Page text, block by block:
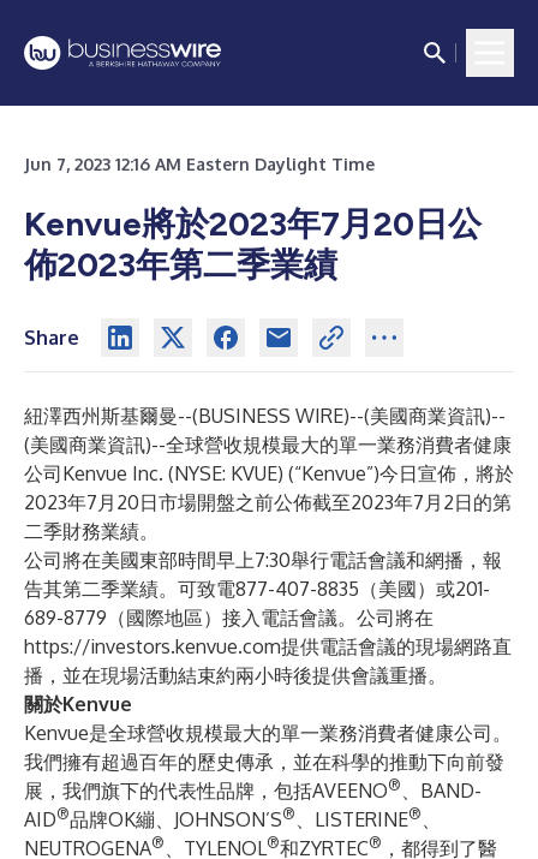
Jun 7, 2023 12:16 AM Eastern Daylight Time
Kenvue將於2023年7月20日公
佈2023年第二季業績
Share
紐澤西州斯基爾曼--(BUSINESS WIRE)--(美國商業資訊)--
(美國商業資訊)--全球營收規模最大的單一業務消費者健康
公司Kenvue Inc. (NYSE: KVUE) (“Kenvue”)今日宣佈，將於
2023年7月20日市場開盤之前公佈截至2023年7月2日的第
二季財務業績。
公司將在美國東部時間早上7:30舉行電話會議和網播，報
告其第二季業績。可致電877-407-8835（美國）或201-
689-8779（國際地區）接入電話會議。公司將在
https://investors.kenvue.com提供電話會議的現場網路直
播，並在現場活動結束約兩小時後提供會議重播。
關於Kenvue
Kenvue是全球營收規模最大的單一業務消費者健康公司。
我們擁有超過百年的歷史傳承，並在科學的推動下向前發
展，我們旗下的代表性品牌，包括AVEENO® 、BAND-
AID®品牌OK繃、JOHNSON’S® 、LISTERINE® 、
NEUTROGENA® 、TYLENOL®和ZYRTEC® ，都得到了醫